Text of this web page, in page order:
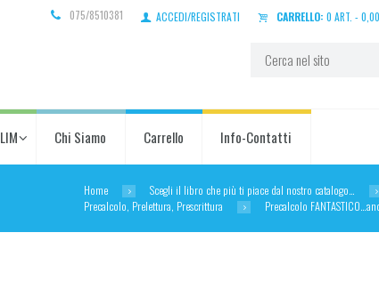
075/8510381 ACCEDI/REGISTRATI CARRELLO: 0 ART. - 0,00
LIM Chi Siamo Carrello Info-Contatti
Home Scegli il libro che più ti piace dal nostro catalogo…
Precalcolo, Prelettura, Prescrittura
Precalcolo